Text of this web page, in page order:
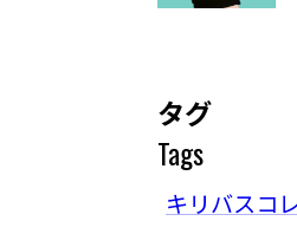
タグ
Tags
キリバスコ